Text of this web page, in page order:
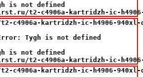
is not defined
t2-c4906a-kartridzh-ic-
kartridzh-ic-h4906-940xl-
Tygh is not defined
is not defined
t2-c4906a-kartridzh-ic-
kartridzh-ic-h4906-940xl-